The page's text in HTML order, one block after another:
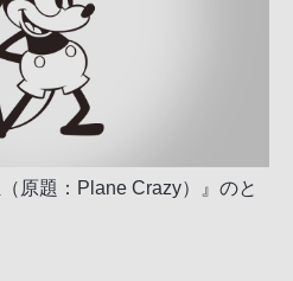
原題：Plane Crazy）』のと